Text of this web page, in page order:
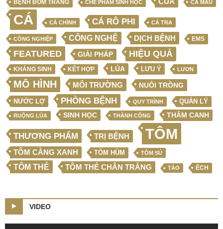
BỆNH ĐỐM TRẮNG CHẾ PHẨM SINH HỌC CÀ MAU
CÁ CÁ CHÌNH CÁ RÔ PHI CÁ TRA
CÔNG NGHIỆP CÔNG NGHỆ DỊCH BỆNH EMS
FEATURED GIẢI PHÁP HIỆU QUẢ
KHÁNG SINH KẾT HỢP LÚA LƯU Ý LƯƠN
MÔ HÌNH MÔI TRƯỜNG NUÔI TRỒNG
NƯỚC LỢ PHÒNG BỆNH QUY TRÌNH QUẢN LÝ
RUỘNG LÚA SINH HỌC THÀNH CÔNG THÂM CANH
THƯƠNG PHẨM TRỊ BỆNH TÔM
TÔM CÀNG XANH TÔM HÙM TÔM SÚ
TÔM THẺ TÔM THẺ CHÂN TRẮNG TẢO ẾCH
VIDEO